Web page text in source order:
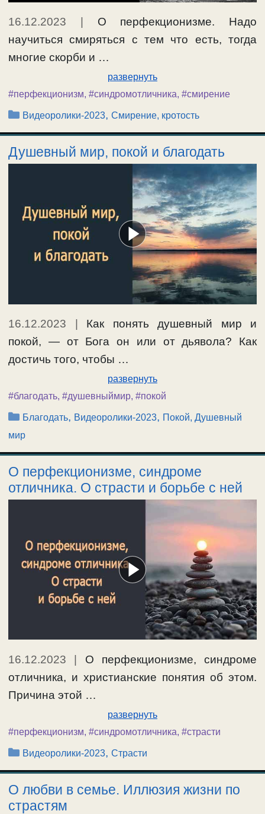
16.12.2023
О перфекционизме. Надо
научиться смиряться с тем что есть, тогда
многие скорби и …
развернуть
#перфекционизм, #синдромотличника, #смирение
Рубрики
Видеоролики-2023,Смирение, кротость
Душевный мир, покой и благодать
16.12.2023
Как понять душевный мир и
покой, — от Бога он или от дьявола? Как
достичь того, чтобы …
развернуть
#благодать, #душевныймир, #покой
Рубрики
Благодать, Видеоролики-2023, Покой, Душевный
мир
О перфекционизме, синдроме
отличника. О страсти и борьбе с ней
16.12.2023
О перфекционизме, синдроме
отличника, и христианские понятия об этом.
Причина этой …
развернуть
#перфекционизм, #синдромотличника, #страсти
Рубрики
Видеоролики-2023,Страсти
О любви в семье. Иллюзия жизни по
страстям